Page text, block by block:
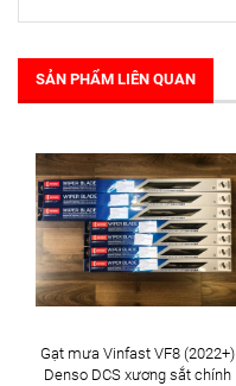
SẢN PHẨM LIÊN QUAN
Gạt mưa Vinfast VF8 (2022+)
Denso DCS xương sắt chính